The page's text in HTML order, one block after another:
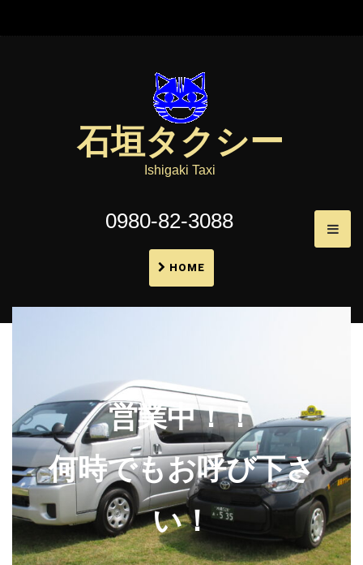
石垣タクシー
Ishigaki Taxi
0980-82-3088
HOME
営業中！！
何時でもお呼び下さ
い！